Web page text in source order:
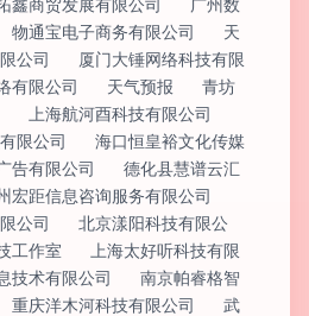
鑫商贸发展有限公司
广州数
物通宝电子商务有限公司
天
公司
厦门大锤网络科技有限
有限公司 天气预报
青坊
上海航河酉科技有限公司
限公司
海口恒皇裕文化传媒
告有限公司
德化县慧谱云汇
宏距信息咨询服务有限公司
公司
北京漾阳科技有限公
工作室
上海太好听科技有限
技术有限公司
南京帕睿格智
重庆洋木河科技有限公司
武